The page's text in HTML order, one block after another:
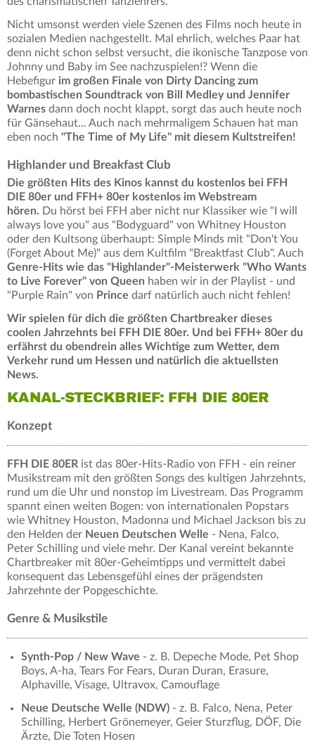
Nicht umsonst werden viele Szenen des Films noch heute in
sozialen Medien nachgestellt. Mal ehrlich, welches Paar hat
denn nicht schon selbst versucht, die ikonische Tanzpose von
Johnny und Baby im See nachzuspielen!? Wenn die
Hebefigur im großen Finale von Dirty Dancing zum
bombastischen Soundtrack von Bill Medley und Jennifer
Warnes dann doch nocht klappt, sorgt das auch heute noch
für Gänsehaut... Auch nach mehrmaligem Schauen hat man
eben noch "The Time of My Life" mit diesem Kultstreifen!
Highlander und Breakfast Club
Die größten Hits des Kinos kannst du kostenlos bei FFH
DIE 80er und FFH+ 80er kostenlos im Webstream
hören. Du hörst bei FFH aber nicht nur Klassiker wie "I will
always love you" aus "Bodyguard" von Whitney Houston
oder den Kultsong überhaupt: Simple Minds mit "Don't You
(Forget About Me)" aus dem Kultfilm "Breaktfast Club". Auch
Genre-Hits wie das "Highlander"-Meisterwerk "Who Wants
to Live Forever" von Queen haben wir in der Playlist - und
"Purple Rain" von Prince darf natürlich auch nicht fehlen!
Wir spielen für dich die größten Chartbreaker dieses
coolen Jahrzehnts bei FFH DIE 80er. Und bei FFH+ 80er du
erfährst du obendrein alles Wichtige zum Wetter, dem
Verkehr rund um Hessen und natürlich die aktuellsten
News.
KANAL-STECKBRIEF: FFH DIE 80ER
Konzept
FFH DIE 80ER ist das 80er-Hits-Radio von FFH - ein reiner
Musikstream mit den größten Songs des kultigen Jahrzehnts,
rund um die Uhr und nonstop im Livestream. Das Programm
spannt einen weiten Bogen: von internationalen Popstars
wie Whitney Houston, Madonna und Michael Jackson bis zu
den Helden der Neuen Deutschen Welle - Nena, Falco,
Peter Schilling und viele mehr. Der Kanal vereint bekannte
Chartbreaker mit 80er-Geheimtipps und vermittelt dabei
konsequent das Lebensgefühl eines der prägendsten
Jahrzehnte der Popgeschichte.
Genre & Musikstile
Synth-Pop / New Wave - z. B. Depeche Mode, Pet Shop
Boys, A-ha, Tears For Fears, Duran Duran, Erasure,
Alphaville, Visage, Ultravox, Camouflage
Neue Deutsche Welle (NDW) - z. B. Falco, Nena, Peter
Schilling, Herbert Grönemeyer, Geier Sturzflug, DÖF, Die
Ärzte, Die Toten Hosen